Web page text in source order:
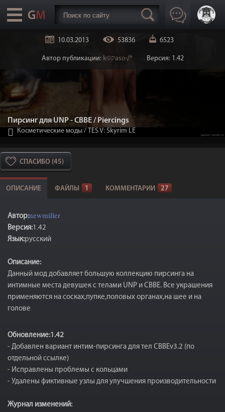
10.03.2013 53836 6523
Автор публикации: k©קaso√® Версия: 1.42
Пирсинг для UNP - CBBE / Piercings
Косметические моды / TES V: Skyrim LE
СПАСИБО (45)
ОПИСАНИЕ ФАЙЛЫ 1 КОММЕНТАРИИ 27
Автор:newmiller
Версия:1.42
Язык:русский
Описание:
Данный мод добавляет большую коллекцию пирсинга на
интимные места девушек с телами UNP и CBBE. Все украшения
применяются на сосках,пупке,половых органах,на шее и на
голове
Обновление:1.42
- Добавлен вариант интим-пирсинга для тел CBBEv3.2 (по
отдельной ссылке)
- Исправлены проблемы с кольцами
- Удалены фиктивные узлы для улучшения производительности
Журнал изменений: